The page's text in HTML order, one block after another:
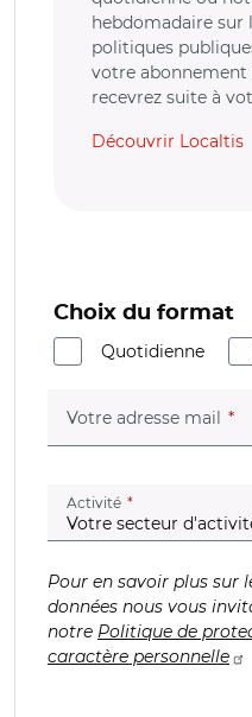
hebdomadaire sur
politiques
votre abonnement
recevrez suite à
Découvrir Localtis
Choix du format
Quotidienne
Votre adresse mail
Activité (champ
Pour en savoir plus sur
données nous vous
notre Politique de
caractère personnelle